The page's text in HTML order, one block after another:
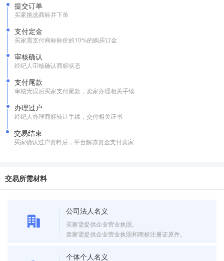
提交订单
买家挑选商标并下单
支付定金
买家需支付商标标价的10%的购买订金
审核确认
经纪人审核确认商标状态
支付尾款
审核无误后买家支付尾款，卖家办理相关手续
办理过户
经纪人办理商标转让手续，交付相关证书
交易结束
买家确认过户资料后，平台解冻资金支付卖家
交易所需材料
公司法人名义
买家需提供企业营业执照。
卖家需提供企业营业执照和商标注册证原件。
个体个人名义